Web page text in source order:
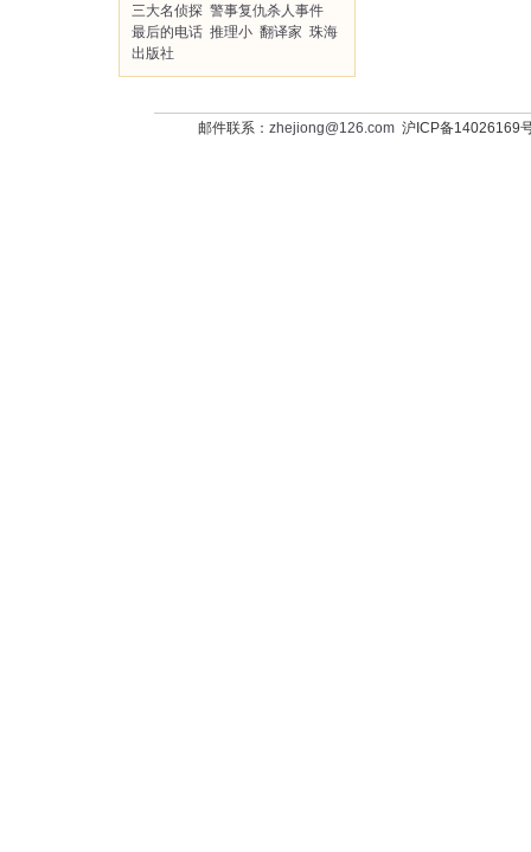
三大名侦探 警事复仇杀人事件
最后的电话 推理小 翻译家 珠海
出版社
邮件联系： zhejiong@126.com沪ICP备14026169